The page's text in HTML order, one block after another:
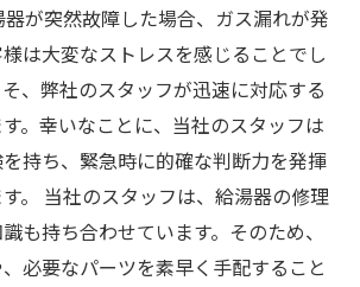
器が突然故障した場合、ガス漏れが発
は大変なストレスを感じることでし
、弊社のスタッフが迅速に対応する
。幸いなことに、当社のスタッフは
持ち、緊急時に的確な判断力を発揮
。 当社のスタッフは、給湯器の修理
も持ち合わせています。そのため、
必要なパーツを素早く手配すること